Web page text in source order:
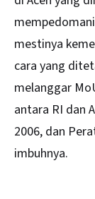
mestinya
cara yang
melanggar
antara RI dan
2006, dan
imbuhnya.